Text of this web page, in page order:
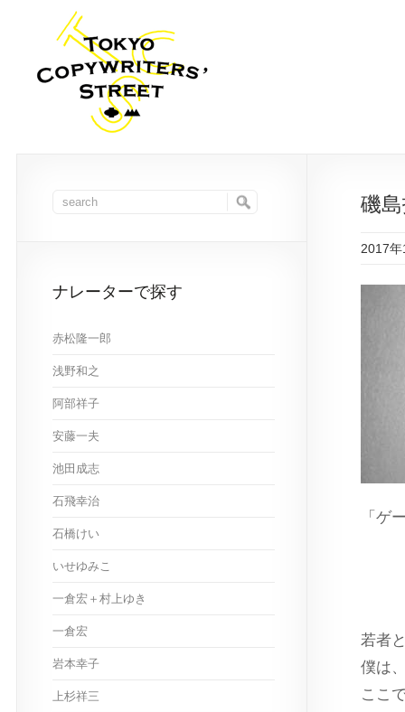
磯
2017
「ゲ
若者
僕は
ここ
ナレーターで探す
赤松隆一郎
浅野和之
阿部祥子
安藤一夫
池田成志
石飛幸治
石橋けい
いせゆみこ
一倉宏＋村上ゆき
一倉宏
岩本幸子
上杉祥三